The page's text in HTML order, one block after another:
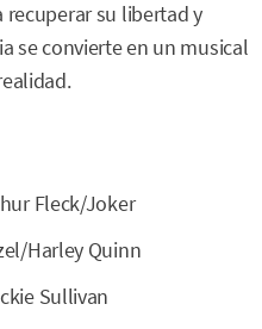
recuperar su libertad y
se convierte en un musical
Fleck/Joker
Harley Quinn
Sullivan